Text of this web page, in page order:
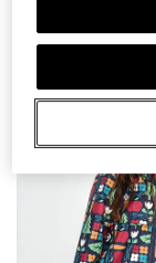
72,95 €